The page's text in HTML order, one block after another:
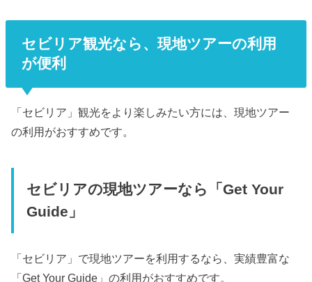
セビリア観光なら、現地ツアーの利用
が便利
「セビリア」観光をより楽しみたい方には、現地ツアー
の利用がおすすめです。
セビリアの現地ツアーなら「Get Your
Guide」
「セビリア」で現地ツアーを利用するなら、実績豊富な
「Get Your Guide」の利用がおすすめです。